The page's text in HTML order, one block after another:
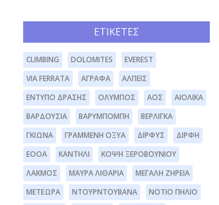
ΕΤΙΚΈΤΕΣ
CLIMBING DOLOMITES
EVEREST
VIA FERRATA
ΆΓΡΑΦΑ
ΆΛΠΕΙΣ
ΈΝΤΥΠΟ ΔΡΆΣΗΣ
ΌΛΥΜΠΟΣ ΑΟΣ
ΑΙΟΛΙΚΆ
ΒΑΡΔΟΎΣΙΑ
ΒΑΡΥΜΠΌΜΠΗ
ΒΕΡΛΊΓΚΑ
ΓΚΙΏΝΑ
ΓΡΑΜΜΈΝΗ ΟΞΥΆ ΔΊΡΦΥΣ
ΔΙΡΦΗ
ΕΟΟΑ
ΚΑΝΤΉΛΙ
ΚΌΨΗ ΞΕΡΟΒΟΥΝΊΟΥ
ΛΆΚΜΟΣ
ΜΑΥΡΑ ΛΙΘΆΡΙΑ
ΜΕΓΆΛΗ ΖΉΡΕΙΑ
ΜΕΤΈΩΡΑ
ΝΤΟΥΡΝΤΟΥΒΆΝΑ
ΝΌΤΙΟ ΠΉΛΙΟ